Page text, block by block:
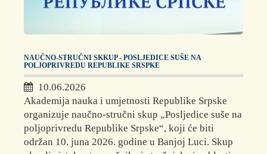
NAUČNO-STRUČNI SKKUP - POSLJEDICE SUŠE NA
POLJOPRIVREDU REPUBLIKE SRSPKE
10.06.2026
Akademija nauka i umjetnosti Republike Srpske
organizuje naučno-stručni skup „Posljedice suše na
poljoprivredu Republike Srpske“, koji će biti
održan 10. juna 2026. godine u Banjoj Luci. Skup